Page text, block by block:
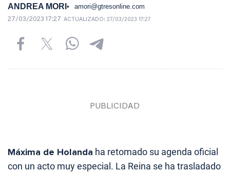
ANDREA MORI amori@gtresonline.com
27/03/2023 17:27 ACTUALIZADO: 27/03/2023 17:27
Máxima de Holanda ha retomado su agenda oficial
con un acto muy especial. La Reina se ha trasladado